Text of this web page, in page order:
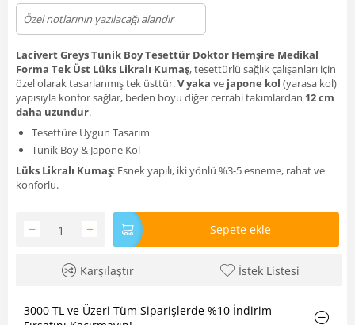
Dosya yükle
Lacivert Greys Tunik Boy Tesettür Doktor Hemşire Medikal
Forma Tek Üst Lüks Likralı Kumaş, tesettürlü sağlık çalışanları için
özel olarak tasarlanmış tek üsttür.V yaka ve japone kol (yarasa kol)
yapısıyla konfor sağlar, beden boyu diğer cerrahi takımlardan 12 cm
daha uzundur.
Tesettüre Uygun Tasarım
Tunik Boy & Japone Kol
Lüks Likralı Kumaş: Esnek yapılı, iki yönlü %3-5 esneme, rahat ve
konforlu.
+
− Sepete ekle
Karşılaştır İstek Listesi
3000 TL ve Üzeri Tüm Siparişlerde %10 İndirim